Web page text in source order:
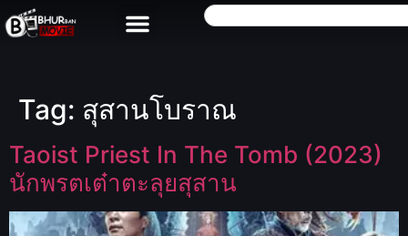
Tag: สุสานโบราณ
Taoist Priest In The Tomb (2023)
นักพรตเต๋าตะลุยสุสาน